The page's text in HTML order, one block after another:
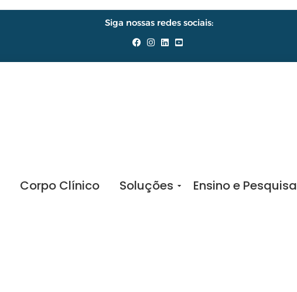
Siga nossas redes sociais:
Corpo Clínico Soluções Ensino e Pesquisa